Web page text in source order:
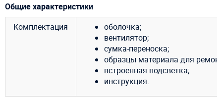
Общие характеристики
Комплектация
оболочка;
вентилятор;
сумка-переноска;
образцы материала для
встроенная подсветка;
инструкция.